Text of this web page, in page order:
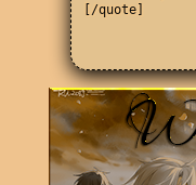
[/quote]